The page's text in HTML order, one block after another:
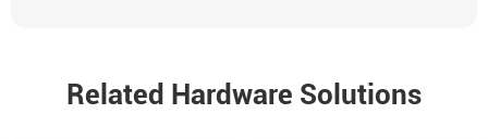
Related Hardware Solutions